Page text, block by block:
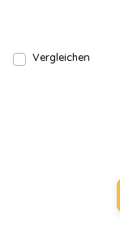
Vergleichen